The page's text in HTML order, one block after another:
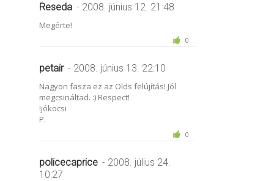
Reseda - 2008. június 12. 21:48
Megérte!
0
petair - 2008. június 13. 22:10
Nagyon fasza ez az Olds felújítás! Jól
megcsináltad. :) Respect!
!jókocsi
P.
0
policecaprice - 2008. július 24.
10:27